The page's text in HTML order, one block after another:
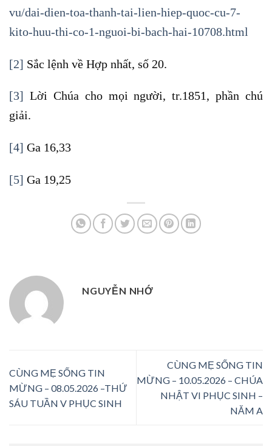
vu/dai-dien-toa-thanh-tai-lien-hiep-quoc-cu-7-
kito-huu-thi-co-1-nguoi-bi-bach-hai-10708.html
[2] Sắc lệnh về Hợp nhất, số 20.
[3] Lời Chúa cho mọi người, tr.1851, phần chú
giải.
[4] Ga 16,33
[5] Ga 19,25
NGUYỄN NHỚ
CÙNG MẸ SỐNG TIN
MỪNG – 08.05.2026 –THỨ
SÁU TUẦN V PHỤC SINH
CÙNG MẸ SỐNG TIN
MỪNG – 10.05.2026 – CHÚA
NHẬT VI PHỤC SINH –
NĂM A